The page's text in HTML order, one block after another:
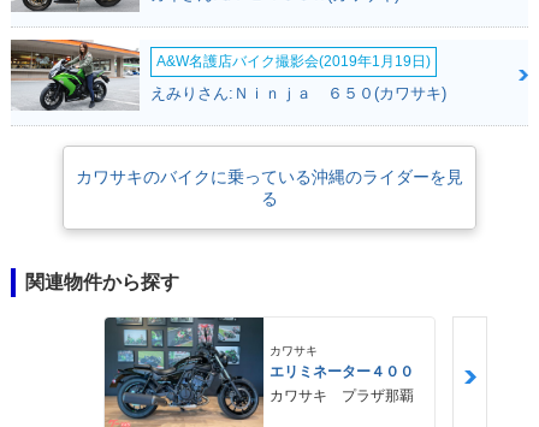
A&W名護店バイク撮影会(2019年1月19日)
えみりさん:Ｎｉｎｊａ ６５０(カワサキ)
カワサキのバイクに乗っている沖縄のライダーを見
る
関連物件から探す
カワサキ
エリミネーター４００
カワサキ プラザ那覇